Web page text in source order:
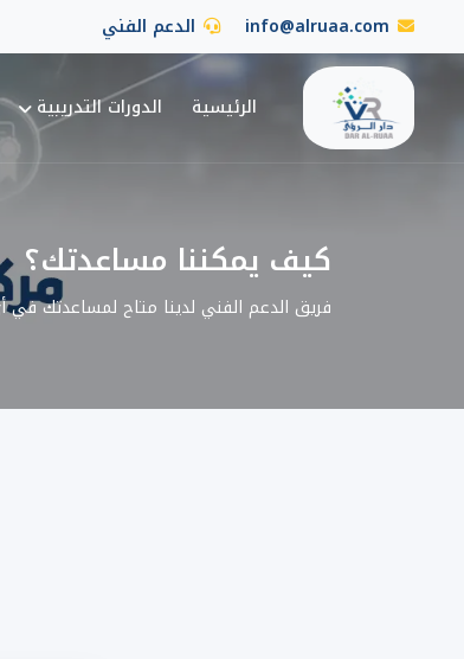
info@alruaa.com الدعم الفني
الرئيسية الدورات التدريبية
كيف يمكننا مساعدتك؟
فريق الدعم الفني لدينا متاح لمساعدتك